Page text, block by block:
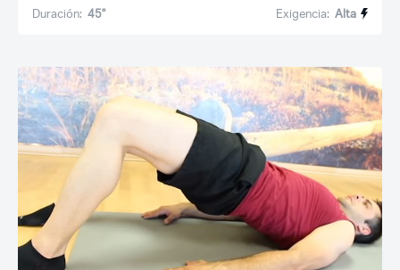
Duración: 45'' Exigencia: Alta